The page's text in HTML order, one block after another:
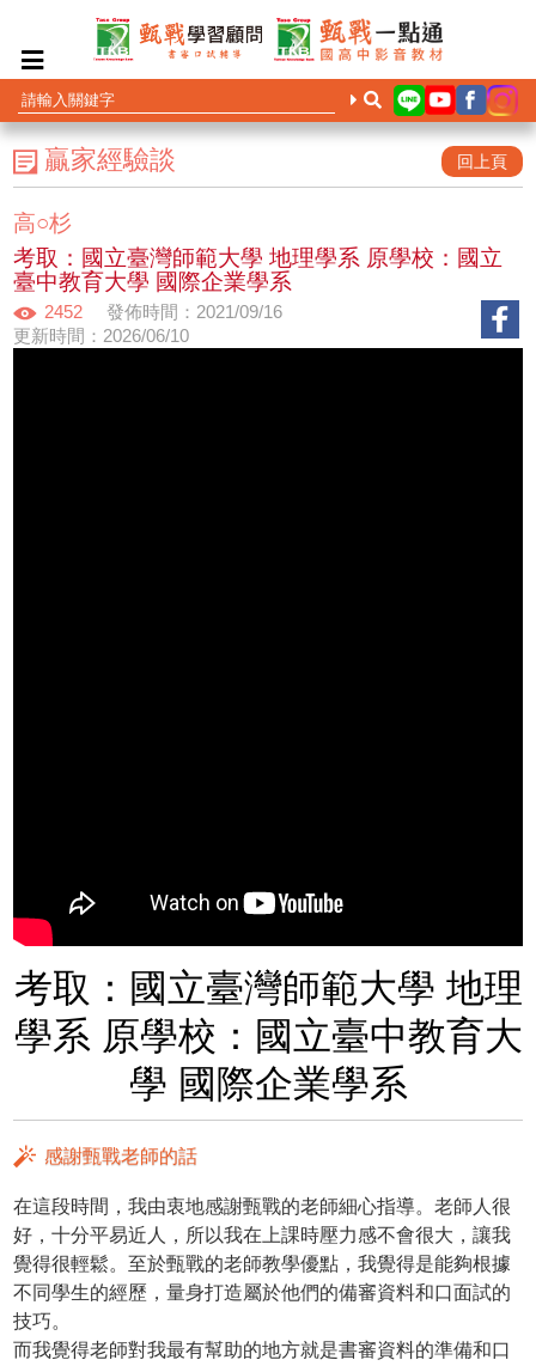
贏家經驗談 回上頁
高○杉
考取：國立臺灣師範大學 地理學系 原學校：國立
臺中教育大學 國際企業學系
2452
發佈時間：2021/09/16
更新時間：2026/06/10
考取：國立臺灣師範大學 地理
學系 原學校：國立臺中教育大
學 國際企業學系
感謝甄戰老師的話
在這段時間，我由衷地感謝甄戰的老師細心指導。老師人很
好，十分平易近人，所以我在上課時壓力感不會很大，讓我
覺得很輕鬆。至於甄戰的老師教學優點，我覺得是能夠根據
不同學生的經歷，量身打造屬於他們的備審資料和口面試的
技巧。
而我覺得老師對我最有幫助的地方就是書審資料的準備和口